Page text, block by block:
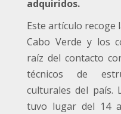
adquiridos.
Este artículo recoge
Cabo Verde y los
raíz del contacto
técnicos de
culturales del país.
tuvo lugar del 14